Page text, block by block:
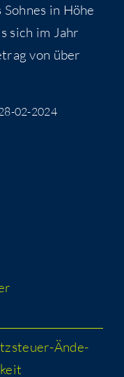
in Höhe
sich im Jahr
von über
02-2024
Ände­